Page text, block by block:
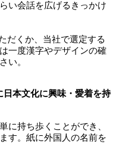
い会話を広げるきっかけ
だくか、当社で選定する
一度漢字やデザインの確
い。
本文化に興味・愛着を持
に持ち歩くことができ、
す。紙に外国人の名前を